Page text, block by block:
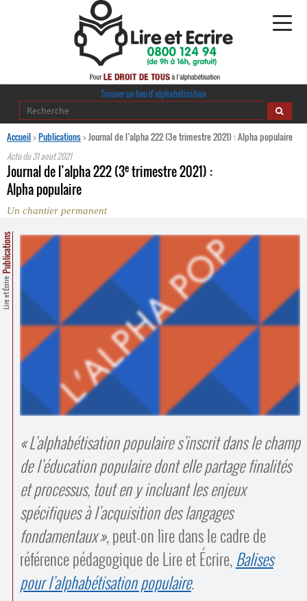
Alphabétisation
Publications
·
Ressources pédagogiques
Comprendre et parler
Bienvenue en Belgique
Espace presse
Contacts
Trouver un lieu d’alphabétisation
Trouver un lieu d’alphabétisation
Accueil>Publications>Journal de l’alpha 222 (3e trimestre 2021) : Alpha populaire
Actu du31 aout 2021
Journal de l’alpha 222 (3etrimestre 2021) :
Alpha populaire
Un chantier permanent
Lire et Écrire
Publications
L’alphabétisation populaire s’inscrit dans le champ
de l’éducation populaire dont elle partage finalités
et processus, tout en y incluant les enjeux
spécifiques à l’acquisition des langages
fondamentaux , peut-on lire dans le cadre de
référence pédagogique de Lire et Écrire,Balises
pour l’alphabétisation populaire.